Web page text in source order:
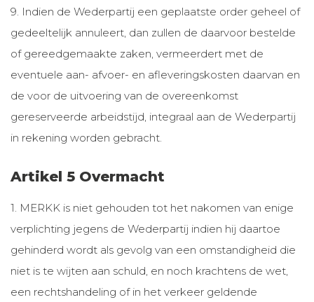
9. Indien de Wederpartij een geplaatste order geheel of
gedeeltelijk annuleert, dan zullen de daarvoor bestelde
of gereedgemaakte zaken, vermeerdert met de
eventuele aan- afvoer- en afleveringskosten daarvan en
de voor de uitvoering van de overeenkomst
gereserveerde arbeidstijd, integraal aan de Wederpartij
in rekening worden gebracht.
Artikel 5 Overmacht
1. MERKK is niet gehouden tot het nakomen van enige
verplichting jegens de Wederpartij indien hij daartoe
gehinderd wordt als gevolg van een omstandigheid die
niet is te wijten aan schuld, en noch krachtens de wet,
een rechtshandeling of in het verkeer geldende